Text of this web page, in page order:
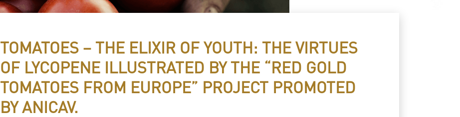
TOMATOES – THE ELIXIR OF YOUTH: THE VIRTUES
OF LYCOPENE ILLUSTRATED BY THE “RED GOLD
TOMATOES FROM EUROPE” PROJECT PROMOTED
BY ANICAV.